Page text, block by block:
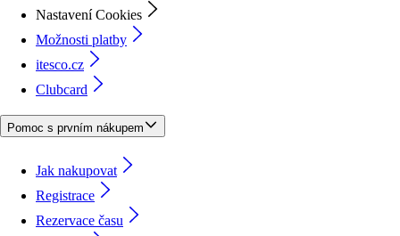
Nastavení Cookies
Možnosti platby
itesco.cz
Clubcard
Pomoc s prvním nákupem
Jak nakupovat
Registrace
Rezervace času